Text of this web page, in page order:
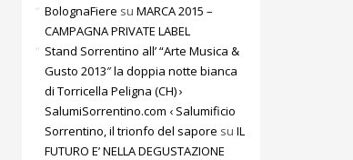
BolognaFiere su MARCA 2015 –
CAMPAGNA PRIVATE LABEL
Stand Sorrentino all’ “Arte Musica &
Gusto 2013″ la doppia notte bianca
di Torricella Peligna (CH) ›
SalumiSorrentino.com ‹ Salumificio
Sorrentino, il trionfo del sapore su IL
FUTURO E’ NELLA DEGUSTAZIONE